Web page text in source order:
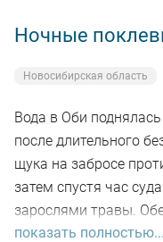
Ночные
Новосибирская область
Вода в Оби
после длительного
щука на забросе
затем спустя час
зарослями травы.
и при чистке
показать полностью...